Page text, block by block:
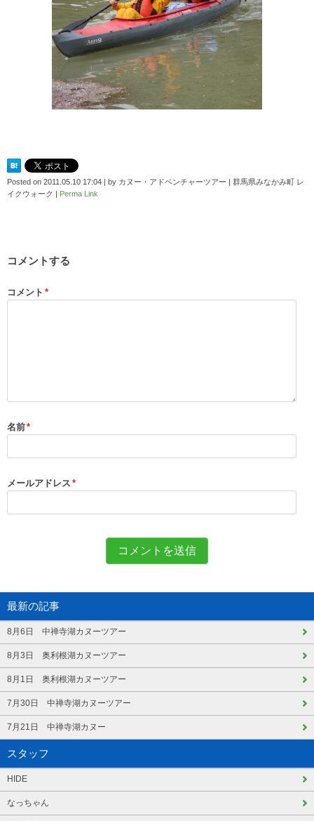
Posted on 2011.05.10 17:04 by カヌー・アドベンチャーツアー | 群馬県みなかみ町 レ
イクウォーク
Perma Link
コメントする
コメント *
名前*
メールアドレス *
最新の記事
8月6日 中禅寺湖カヌーツアー
8月3日 奥利根湖カヌーツアー
8月1日 奥利根湖カヌーツアー
7月30日 中禅寺湖カヌーツアー
7月21日 中禅寺湖カヌー
スタッフ
HIDE
なっちゃん